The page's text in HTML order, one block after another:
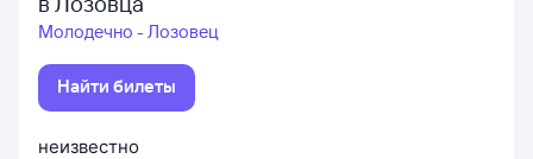
Молодечно - Лозовец
Найти билеты
неизвестно